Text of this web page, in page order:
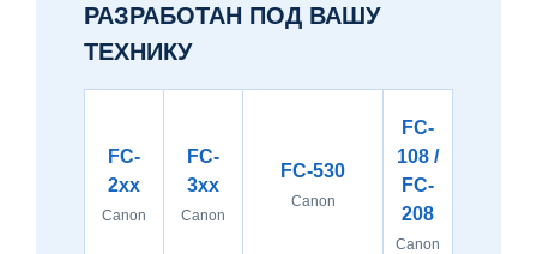
РАЗРАБОТАН ПОД ВАШУ
ТЕХНИКУ
FC-
2xx
Canon
FC-
3xx
Canon
FC-530
Canon
FC-
108 /
FC-
208
Canon